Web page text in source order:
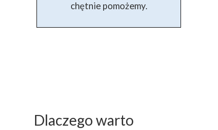
chętnie pomożemy.
Dlaczego warto